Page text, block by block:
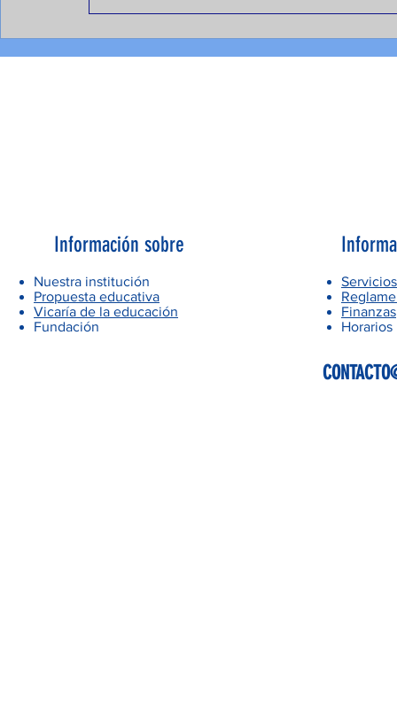
Información sobre
Nuestra institución
Propuesta educativa
Vicaría de la educación
Fundación
Servicios
Finanzas
Horarios